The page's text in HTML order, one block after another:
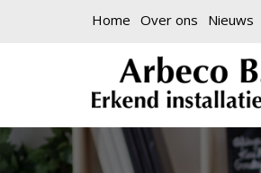
Home Over ons Nieuws